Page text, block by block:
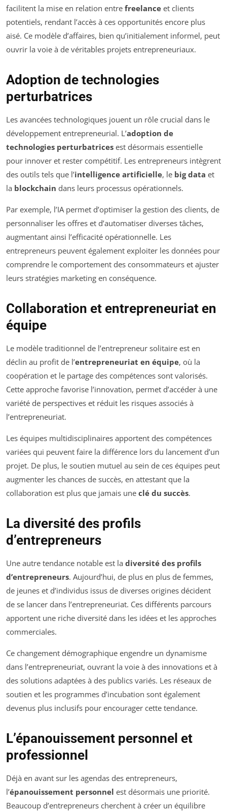
facilitent la mise en relation entre freelance et clients
potentiels, rendant l’accès à ces opportunités encore plus
aisé. Ce modèle d’affaires, bien qu’initialement informel, peut
ouvrir la voie à de véritables projets entrepreneuriaux.
Adoption de technologies
perturbatrices
Les avancées technologiques jouent un rôle crucial dans le
développement entrepreneurial. L’adoption de
technologies perturbatrices est désormais essentielle
pour innover et rester compétitif. Les entrepreneurs intègrent
des outils tels que l’intelligence artificielle, le big data et
la blockchain dans leurs processus opérationnels.
Par exemple, l’IA permet d’optimiser la gestion des clients, de
personnaliser les offres et d’automatiser diverses tâches,
augmentant ainsi l’efficacité opérationnelle. Les
entrepreneurs peuvent également exploiter les données pour
comprendre le comportement des consommateurs et ajuster
leurs stratégies marketing en conséquence.
Collaboration et entrepreneuriat en
équipe
Le modèle traditionnel de l’entrepreneur solitaire est en
déclin au profit de l’entrepreneuriat en équipe, où la
coopération et le partage des compétences sont valorisés.
Cette approche favorise l’innovation, permet d’accéder à une
variété de perspectives et réduit les risques associés à
l’entrepreneuriat.
Les équipes multidisciplinaires apportent des compétences
variées qui peuvent faire la différence lors du lancement d’un
projet. De plus, le soutien mutuel au sein de ces équipes peut
augmenter les chances de succès, en attestant que la
collaboration est plus que jamais une clé du succès.
La diversité des profils
d’entrepreneurs
Une autre tendance notable est la diversité des profils
d’entrepreneurs. Aujourd’hui, de plus en plus de femmes,
de jeunes et d’individus issus de diverses origines décident
de se lancer dans l’entrepreneuriat. Ces différents parcours
apportent une riche diversité dans les idées et les approches
commerciales.
Ce changement démographique engendre un dynamisme
dans l’entrepreneuriat, ouvrant la voie à des innovations et à
des solutions adaptées à des publics variés. Les réseaux de
soutien et les programmes d’incubation sont également
devenus plus inclusifs pour encourager cette tendance.
L’épanouissement personnel et
professionnel
Déjà en avant sur les agendas des entrepreneurs,
l’épanouissement personnel est désormais une priorité.
Beaucoup d’entrepreneurs cherchent à créer un équilibre